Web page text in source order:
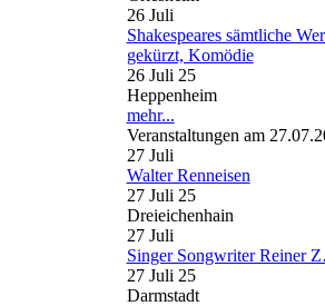
26 Juli
Shakespeares sämtliche
gekürzt, Komödie
26 Juli 25
Heppenheim
mehr...
Veranstaltungen am
27 Juli
Walter Renneisen
27 Juli 25
Dreieichenhain
27 Juli
Singer Songwriter Reiner
27 Juli 25
Darmstadt